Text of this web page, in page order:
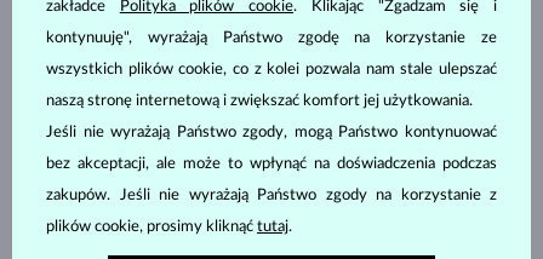
zakładce
Polityka plików cookie. Klikając "Zgadzam się i
kontynuuję", wyrażają Państwo zgodę na korzystanie ze
wszystkich plików cookie, co z kolei pozwala nam stale ulepszać
naszą stronę internetową i zwiększać komfort jej użytkowania.
Jeśli nie wyrażają Państwo zgody, mogą Państwo kontynuować
bez akceptacji, ale może to wpłynąć na doświadczenia podczas
zakupów. Jeśli nie wyrażają Państwo zgody na korzystanie z
plików cookie, prosimy kliknąć tutaj.